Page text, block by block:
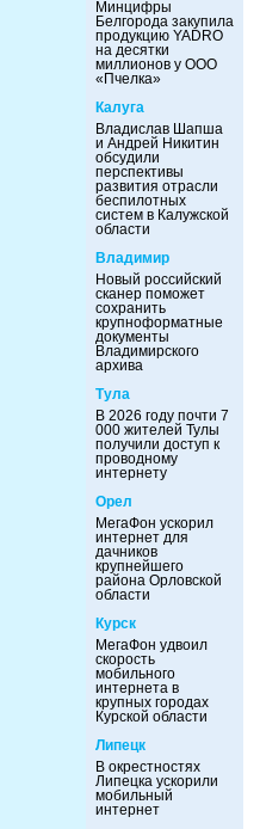
Минцифры
Белгорода закупила
продукцию YADRO
на десятки
миллионов у ООО
«Пчелка»
Калуга
Владислав Шапша
и Андрей Никитин
обсудили
перспективы
развития отрасли
беспилотных
систем в Калужской
области
Владимир
Новый российский
сканер поможет
сохранить
крупноформатные
документы
Владимирского
архива
Тула
В 2026 году почти 7
000 жителей Тулы
получили доступ к
проводному
интернету
Орел
МегаФон ускорил
интернет для
дачников
крупнейшего
района Орловской
области
Курск
МегаФон удвоил
скорость
мобильного
интернета в
крупных городах
Курской области
Липецк
В окрестностях
Липецка ускорили
мобильный
интернет